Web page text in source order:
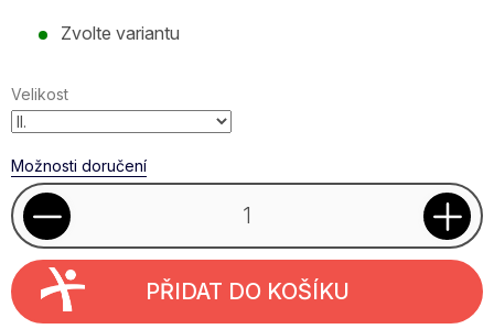
cena:
Zvolte variantu
Velikost
Možnosti doručení
PŘIDAT DO KOŠÍKU